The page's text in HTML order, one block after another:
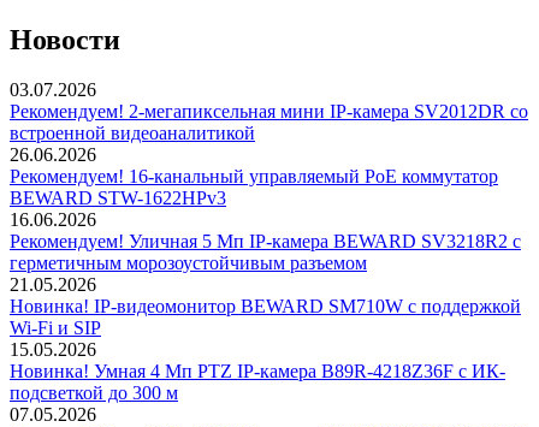
Новости
03.07.2026
Рекомендуем! 2-мегапиксельная мини IP-камера SV2012DR со
встроенной видеоаналитикой
26.06.2026
Рекомендуем! 16-канальный управляемый PoE коммутатор
BEWARD STW-1622HPv3
16.06.2026
Рекомендуем! Уличная 5 Мп IP-камера BEWARD SV3218R2 с
герметичным морозоустойчивым разъемом
21.05.2026
Новинка! IP-видеомонитор BEWARD SM710W с поддержкой
Wi-Fi и SIP
15.05.2026
Новинка! Умная 4 Мп PTZ IP-камера B89R-4218Z36F с ИК-
подсветкой до 300 м
07.05.2026